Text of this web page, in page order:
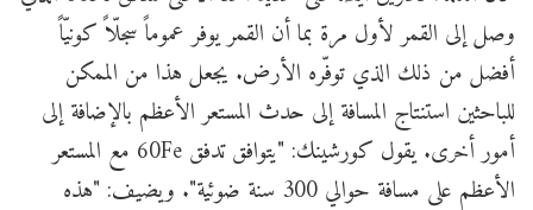
وصل إلى القمر لأول مرة بما أن القمر يوفر عموماً سجلّاً كونيّاً
أفضل من ذلك الذي توفّره الأرض. يجعل هذا من الممكن
للباحثين استنتاج المسافة إلى حدث المستعر الأعظم بالإضافة إلى
أمور أخرى. يقول كورشينك: "يتوافق تدفق 60Fe مع المستعر
الأعظم على مسافة حوالي 300 سنة ضوئية". ويضيف: "هذه